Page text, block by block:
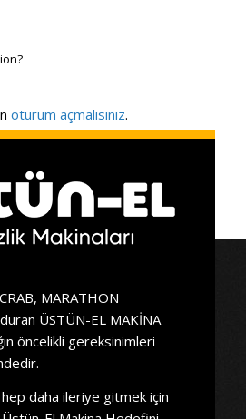
oturum açmalısınız.
MARATHON
ÜSTÜN-EL MAKİNA
öncelikli gereksinimleri
daha ileriye gitmek için